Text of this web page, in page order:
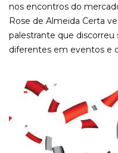
nos encontros do
Rose de Almeida Certa
palestrante que
diferentes em eventos e